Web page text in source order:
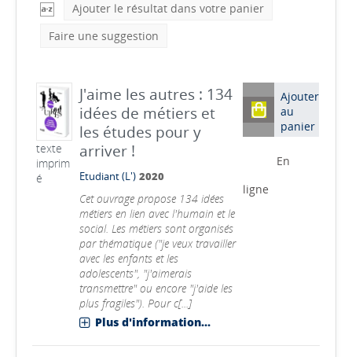
Ajouter le résultat dans votre panier
Faire une suggestion
texte
imprim
é
J'aime les autres : 134
idées de métiers et
les études pour y
arriver !
Etudiant (L') 2020
Cet ouvrage propose 134 idées
métiers en lien avec l'humain et le
social. Les métiers sont organisés
par thématique ("je veux travailler
avec les enfants et les
adolescents", "j'aimerais
transmettre" ou encore "j'aide les
plus fragiles"). Pour c[...]
Plus d'information...
Ajouter
au
panier
En
ligne